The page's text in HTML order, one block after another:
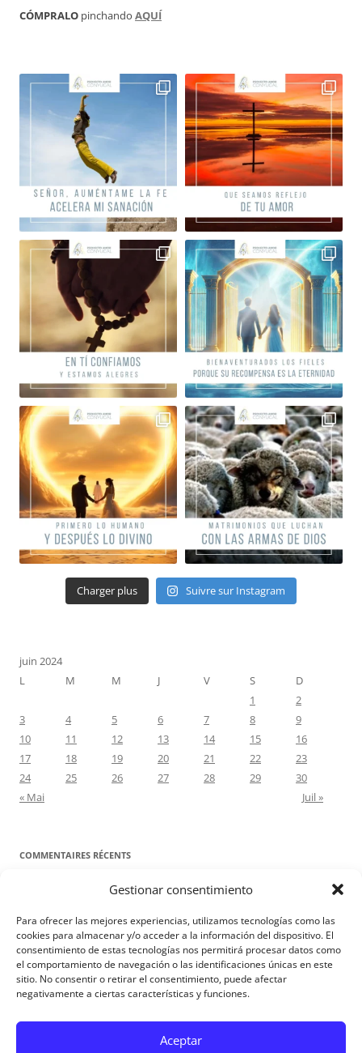
Gestionar consentimiento
Para ofrecer las mejores experiencias, utilizamos tecnologías como las
cookies para almacenar y/o acceder a la información del dispositivo. El
consentimiento de estas tecnologías nos permitirá procesar datos como
el comportamiento de navegación o las identificaciones únicas en este
sitio. No consentir o retirar el consentimiento, puede afectar
negativamente a ciertas características y funciones.
Aceptar
CÓMPRALO pinchando AQUÍ
Charger plus Suivre sur Instagram
juin 2024
L
M M J V S
D
1
2
3
4 5 6 7 8
9
10
11 12 13 14 15
16
17
18 19 20 21 22
23
24
25 26 27 28 29
30
« Mai
Juil »
COMMENTAIRES RÉCENTS
Proyecto Amor ConyugaldansContre toute attente. Commentaire
pour les époux : Luc 12, 8-12
Manuel MirallesdansContre toute attente. Commentaire pour les
époux : Luc 12, 8-12